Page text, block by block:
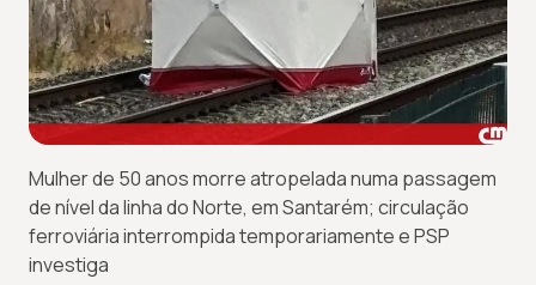
Mulher de 50 anos morre atropelada numa passagem
de nível da linha do Norte, em Santarém; circulação
ferroviária interrompida temporariamente e PSP
investiga